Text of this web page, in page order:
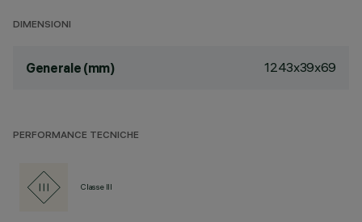
DIMENSIONI
Generale (mm) 1243x39x69
PERFORMANCE TECNICHE
Classe III